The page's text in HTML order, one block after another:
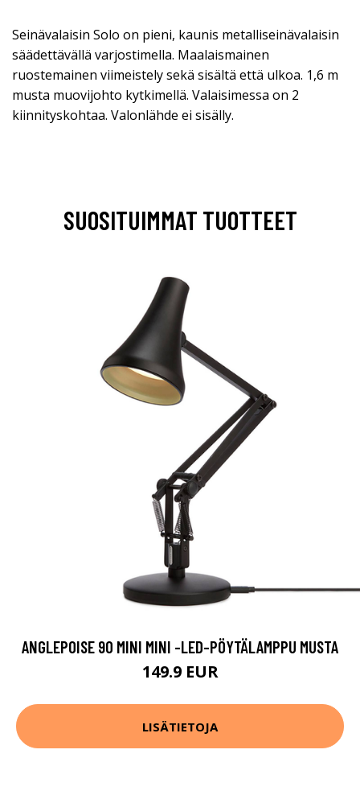
Seinävalaisin Solo on pieni, kaunis metalliseinävalaisin
säädettävällä varjostimella. Maalaismainen
ruostemainen viimeistely sekä sisältä että ulkoa. 1,6 m
musta muovijohto kytkimellä. Valaisimessa on 2
kiinnityskohtaa. Valonlähde ei sisälly.
SUOSITUIMMAT TUOTTEET
ANGLEPOISE 90 MINI MINI -LED-PÖYTÄLAMPPU MUSTA
149.9 EUR
LISÄTIETOJA